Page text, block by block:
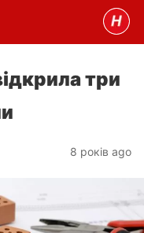
три
8 років ago